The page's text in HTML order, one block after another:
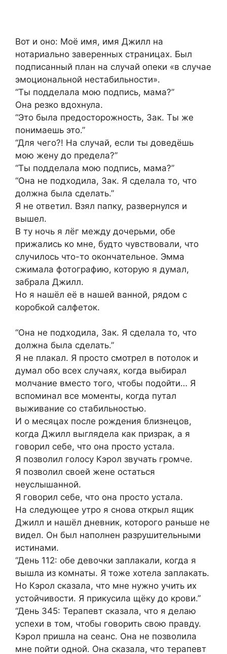
Вот и оно: Моё имя, имя Джилл на
нотариально заверенных страницах. Был
подписанный план на случай опеки «в случае
эмоциональной нестабильности».
“Ты подделала мою подпись, мама?”
Она резко вдохнула.
“Это была предосторожность, Зак. Ты же
понимаешь это.”
“Для чего?! На случай, если ты доведёшь
мою жену до предела?”
“Ты подделала мою подпись, мама?”
“Она не подходила, Зак. Я сделала то, что
должна была сделать.”
Я не ответил. Взял папку, развернулся и
вышел.
В ту ночь я лёг между дочерьми, обе
прижались ко мне, будто чувствовали, что
случилось что-то окончательное. Эмма
сжимала фотографию, которую я думал,
забрала Джилл.
Но я нашёл её в нашей ванной, рядом с
коробкой салфеток.
“Она не подходила, Зак. Я сделала то, что
должна была сделать.”
Я не плакал. Я просто смотрел в потолок и
думал обо всех случаях, когда выбирал
молчание вместо того, чтобы подойти… Я
вспоминал все моменты, когда путал
выживание со стабильностью.
И о месяцах после рождения близнецов,
когда Джилл выглядела как призрак, а я
говорил себе, что она просто устала.
Я позволил голосу Кэрол звучать громче.
Я позволил своей жене остаться
неуслышанной.
Я говорил себе, что она просто устала.
На следующее утро я снова открыл ящик
Джилл и нашёл дневник, которого раньше не
видел. Он был наполнен разрушительными
истинами.
“День 112: обе девочки заплакали, когда я
вышла из комнаты. Я тоже хотела заплакать.
Но Кэрол сказала, что мне нужно учить их
устойчивости. Я прикусила щёку до крови.”
“День 345: Терапевт сказала, что я делаю
успехи в том, чтобы говорить свою правду.
Кэрол пришла на сеанс. Она не позволила
мне пойти одной. Она сказала, что терапевт